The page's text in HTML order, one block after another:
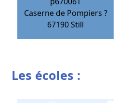
Caserne de Pompiers ?
67190Still
Les écoles :